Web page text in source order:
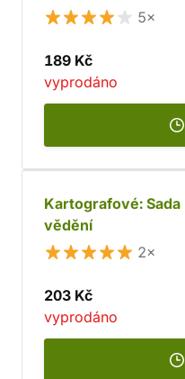
5×
189 Kč
vyprodáno
Kartografové:
vědění
2×
203 Kč
vyprodáno